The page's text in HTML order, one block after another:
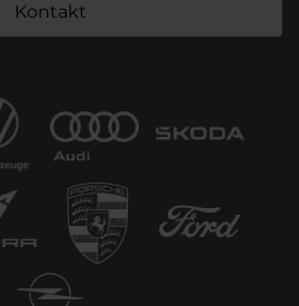
Kontakt